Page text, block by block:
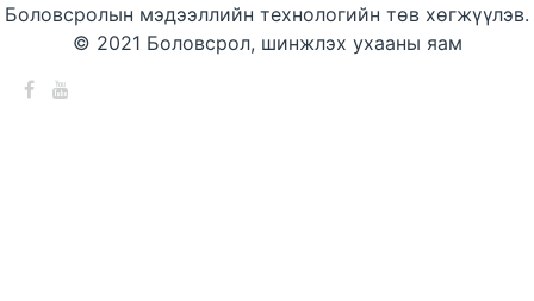
Боловсролын мэдээллийн технологийн төв хөгжүүлэв.
© 2021 Боловсрол, шинжлэх ухааны яам